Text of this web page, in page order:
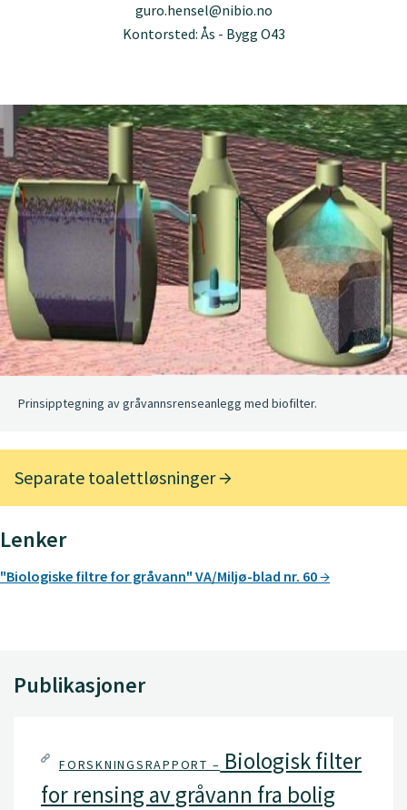
guro.hensel@nibio.no
Kontorsted: Ås - Bygg O43
Prinsipptegning av gråvannsrenseanlegg med biofilter.
Separate toalettløsninger
Lenker
"Biologiske filtre for gråvann" VA/Miljø-blad nr. 60
Publikasjoner
FORSKNINGSRAPPORT – Biologisk filter
for rensing av gråvann fra bolig